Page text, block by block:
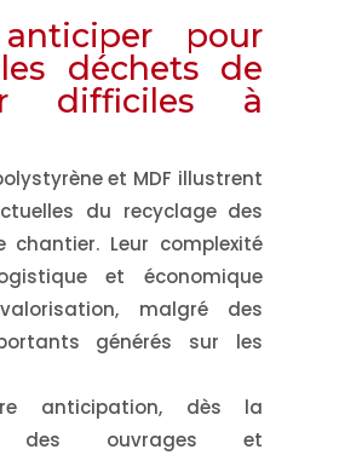
pour
déchets de
difficiles à
et MDF illustrent
du recyclage des
chantier. Leur complexité
et économique
malgré des
générés sur les
anticipation, dès la
des ouvrages et